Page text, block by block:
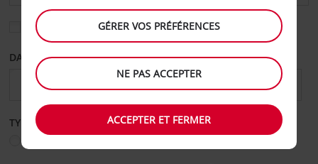
Sélectionnez une autre agence de retour
DATE DE DÉPART DATE DE RETOUR
TYPE DE LOCATION
GÉRER VOS PRÉFÉRENCES
NE PAS ACCEPTER
ACCEPTER ET FERMER